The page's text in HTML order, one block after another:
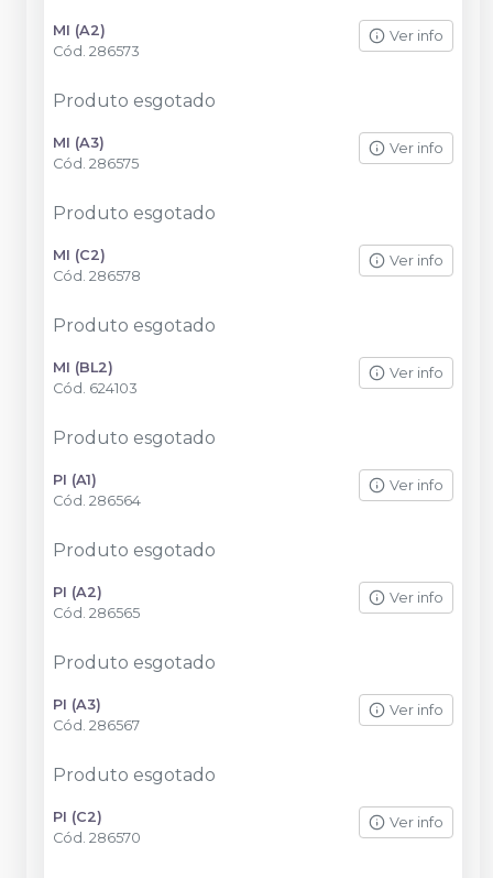
MI (A2)
Cód. 286573
Ver info
Produto esgotado
MI (A3)
Cód. 286575
Ver info
Produto esgotado
MI (C2)
Cód. 286578
Ver info
Produto esgotado
MI (BL2)
Cód. 624103
Ver info
Produto esgotado
PI (A1)
Cód. 286564
Ver info
Produto esgotado
PI (A2)
Cód. 286565
Ver info
Produto esgotado
PI (A3)
Cód. 286567
Ver info
Produto esgotado
PI (C2)
Cód. 286570
Ver info